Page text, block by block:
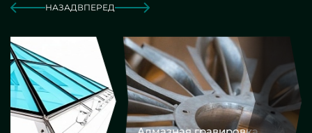
НАЗАДВПЕРЕД